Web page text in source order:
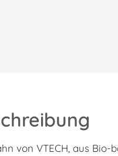
von VTECH, aus